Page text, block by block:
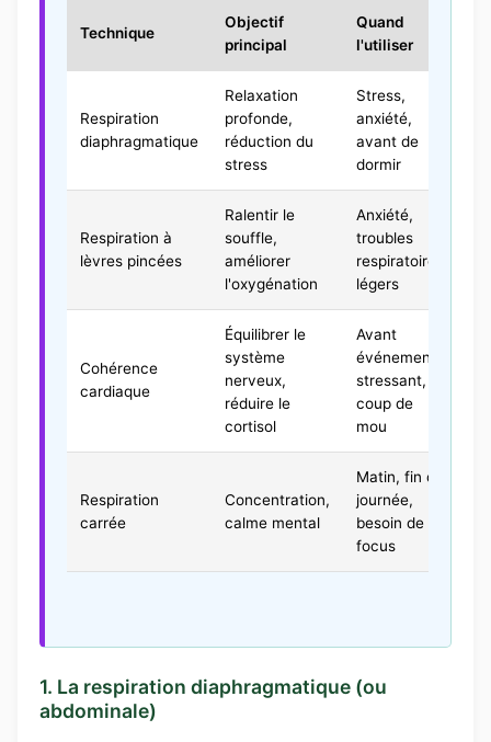
Technique
Objectif
principal
Quand
l'utiliser
Respiration
diaphragmatique
Relaxation
profonde,
réduction du
stress
Stress,
anxiété,
avant de
dormir
Respiration à
lèvres pincées
Ralentir le
souffle,
améliorer
l'oxygénation
Anxiété,
troubles
respiratoires
légers
Cohérence
cardiaque
Équilibrer le
système
nerveux,
réduire le
cortisol
Avant
événement
stressant,
coup de
mou
Respiration
carrée
Concentration,
calme mental
Matin, fin de
journée,
besoin de
focus
1. La respiration diaphragmatique (ou
abdominale)